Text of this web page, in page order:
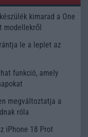
kimarad a One
le a leplet az
funkció, amely
megváltoztatja a
róla
iPhone 18 Prot